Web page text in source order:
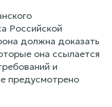
Российской
должна доказать
она ссылается
и
предусмотрено